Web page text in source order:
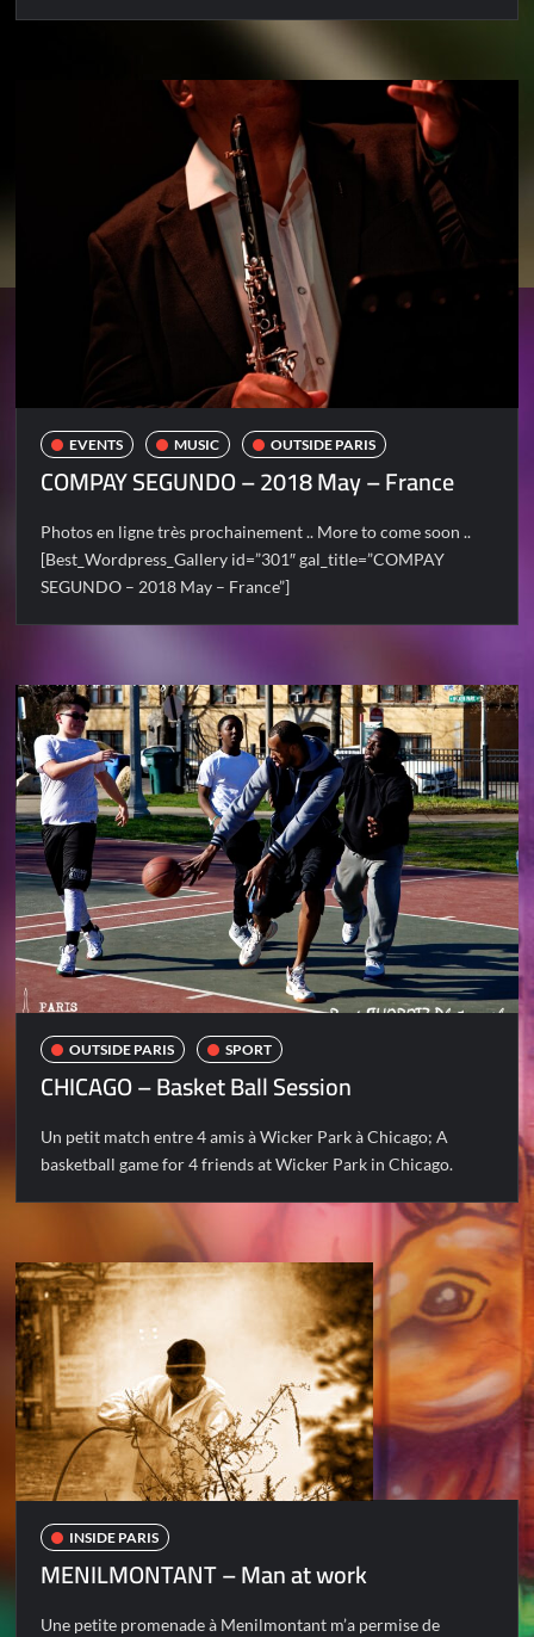
EVENTS MUSIC OUTSIDE PARIS
COMPAY SEGUNDO – 2018 May – France
Photos en ligne très prochainement .. More to come soon ..
[Best_Wordpress_Gallery id=”301″ gal_title=”COMPAY
SEGUNDO – 2018 May – France”]
OUTSIDE PARIS SPORT
CHICAGO – Basket Ball Session
Un petit match entre 4 amis à Wicker Park à Chicago; A
basketball game for 4 friends at Wicker Park in Chicago.
INSIDE PARIS
MENILMONTANT – Man at work
Une petite promenade à Menilmontant m’a permise de